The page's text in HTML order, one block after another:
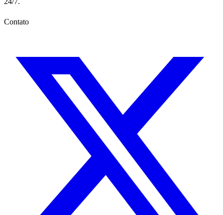
Contato